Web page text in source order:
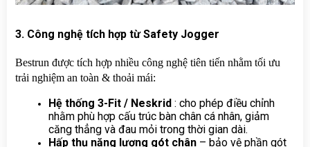
3. Công nghệ tích hợp từ Safety Jogger
Bestrun được tích hợp nhiều công nghệ tiên tiến nhằm tối ưu
trải nghiệm an toàn & thoải mái:
Hệ thống 3-Fit / Neskrid : cho phép điều chỉnh
nhằm phù hợp cấu trúc bàn chân cá nhân, giảm
căng thẳng và đau mỏi trong thời gian dài.
Hấp thụ năng lượng gót chân – bảo vệ phần gót